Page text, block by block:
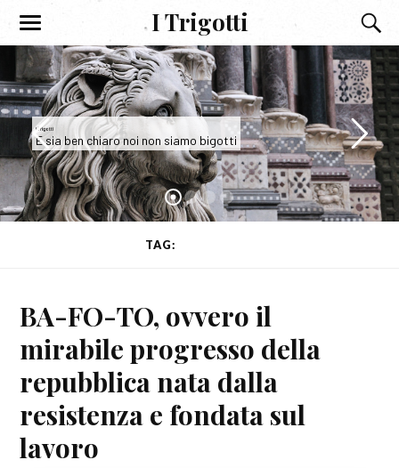
I Trigotti
I Trigotti
E sia ben chiaro noi non siamo bigotti
TAG:
BA-FO-TO, ovvero il
mirabile progresso della
repubblica nata dalla
resistenza e fondata sul
lavoro